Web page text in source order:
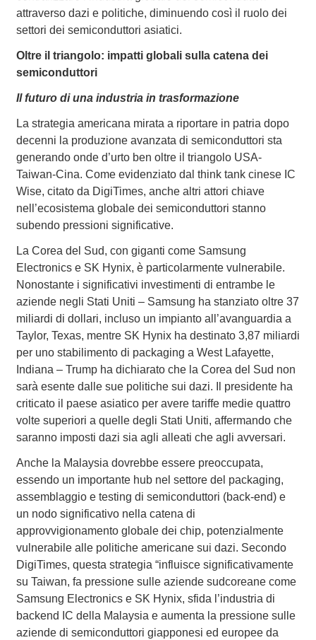
attraverso dazi e politiche, diminuendo così il ruolo dei
settori dei semiconduttori asiatici.
Oltre il triangolo: impatti globali sulla catena dei
semiconduttori
Il futuro di una industria in trasformazione
La strategia americana mirata a riportare in patria dopo
decenni la produzione avanzata di semiconduttori sta
generando onde d’urto ben oltre il triangolo USA-
Taiwan-Cina. Come evidenziato dal think tank cinese IC
Wise, citato da DigiTimes, anche altri attori chiave
nell’ecosistema globale dei semiconduttori stanno
subendo pressioni significative.
La Corea del Sud, con giganti come Samsung
Electronics e SK Hynix, è particolarmente vulnerabile.
Nonostante i significativi investimenti di entrambe le
aziende negli Stati Uniti – Samsung ha stanziato oltre 37
miliardi di dollari, incluso un impianto all’avanguardia a
Taylor, Texas, mentre SK Hynix ha destinato 3,87 miliardi
per uno stabilimento di packaging a West Lafayette,
Indiana – Trump ha dichiarato che la Corea del Sud non
sarà esente dalle sue politiche sui dazi. Il presidente ha
criticato il paese asiatico per avere tariffe medie quattro
volte superiori a quelle degli Stati Uniti, affermando che
saranno imposti dazi sia agli alleati che agli avversari.
Anche la Malaysia dovrebbe essere preoccupata,
essendo un importante hub nel settore del packaging,
assemblaggio e testing di semiconduttori (back-end) e
un nodo significativo nella catena di
approvvigionamento globale dei chip, potenzialmente
vulnerabile alle politiche americane sui dazi. Secondo
DigiTimes, questa strategia “influisce significativamente
su Taiwan, fa pressione sulle aziende sudcoreane come
Samsung Electronics e SK Hynix, sfida l’industria di
backend IC della Malaysia e aumenta la pressione sulle
aziende di semiconduttori giapponesi ed europee da